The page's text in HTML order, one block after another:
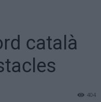
català
404